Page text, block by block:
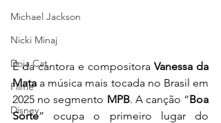
Michael Jackson
Nicki Minaj
Doja Cat
Filme
Disney
É da cantora e compositora Vanessa da
Mata a música mais tocada no Brasil em
2025 no segmento MPB. A canção “Boa
Sorte” ocupa o primeiro lugar do